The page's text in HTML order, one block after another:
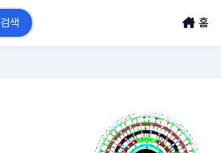
검색 홈